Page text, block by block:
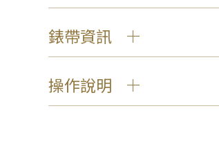
錶帶資訊
操作說明